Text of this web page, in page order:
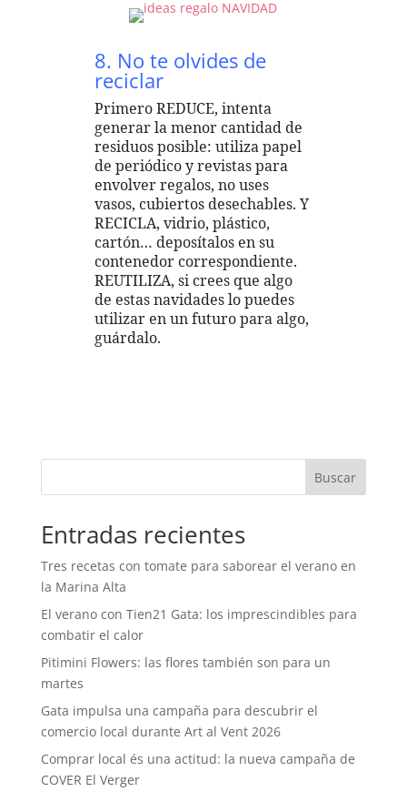
8. No te olvides de
reciclar
Primero REDUCE, intenta
generar la menor cantidad de
residuos posible: utiliza papel
de periódico y revistas para
envolver regalos, no uses
vasos, cubiertos desechables. Y
RECICLA, vidrio, plástico,
cartón… deposítalos en su
contenedor correspondiente.
REUTILIZA, si crees que algo
de estas navidades lo puedes
utilizar en un futuro para algo,
guárdalo.
Buscar
Entradas recientes
Tres recetas con tomate para saborear el verano en
la Marina Alta
El verano con Tien21 Gata: los imprescindibles para
combatir el calor
Pitimini Flowers: las flores también son para un
martes
Gata impulsa una campaña para descubrir el
comercio local durante Art al Vent 2026
Comprar local és una actitud: la nueva campaña de
COVER El Verger